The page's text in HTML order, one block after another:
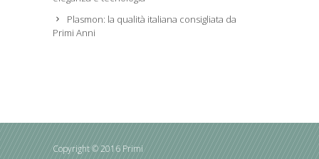
Plasmon: la qualità italiana consigliata da
Primi Anni
Copyright © 2016 Primi